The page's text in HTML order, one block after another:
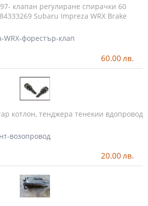
клапан регулиране спирачки 60
Subaru Impreza WRX Brake
форестър-клап
60.00 лв.
котлон, тенджера тенекии вдопровод
возопровод
20.00 лв.